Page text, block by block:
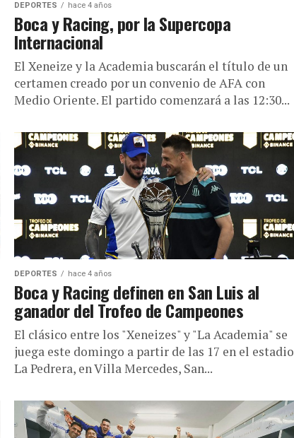
DEPORTES hace 4 años
Boca y Racing, por la Supercopa
Internacional
El Xeneize y la Academia buscarán el título de un
certamen creado por un convenio de AFA con
Medio Oriente. El partido comenzará a las 12:30...
DEPORTES hace 4 años
Boca y Racing definen en San Luis al
ganador del Trofeo de Campeones
El clásico entre los "Xeneizes" y "La Academia" se
juega este domingo a partir de las 17 en el estadio
La Pedrera, en Villa Mercedes, San...